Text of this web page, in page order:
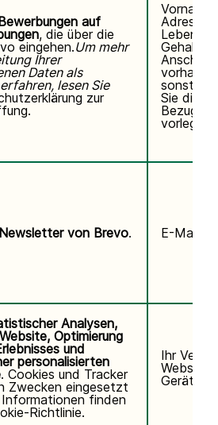
auf
, die über die
eingehen.Um mehr
Ihrer
Daten als
lesen Sie
zur
Adresse,
Sie
Bezug
vorlegen.
Newsletter von Brevo. E-Mail-
Analysen,
Optimierung
und
personalisierten
. Cookies und Tracker
Zwecken eingesetzt
finden
Richtlinie.
Ihr
Website,
Gerät/